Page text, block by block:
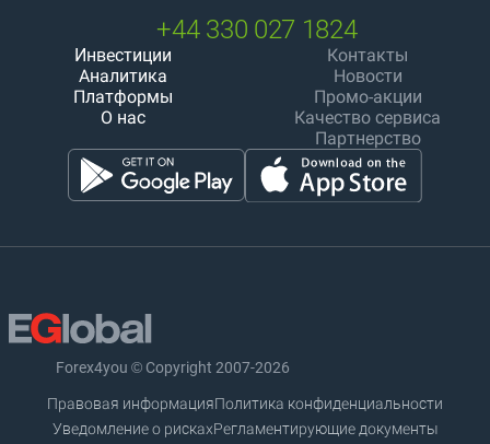
+44 330 027 1824
Инвестиции
Аналитика
Платформы
О нас
Контакты
Новости
Промо-акции
Качество сервиса
Партнерство
Forex4you © Copyright 2007-2026
Правовая информацияПолитика конфиденциальности
Уведомление о рискахРегламентирующие документы